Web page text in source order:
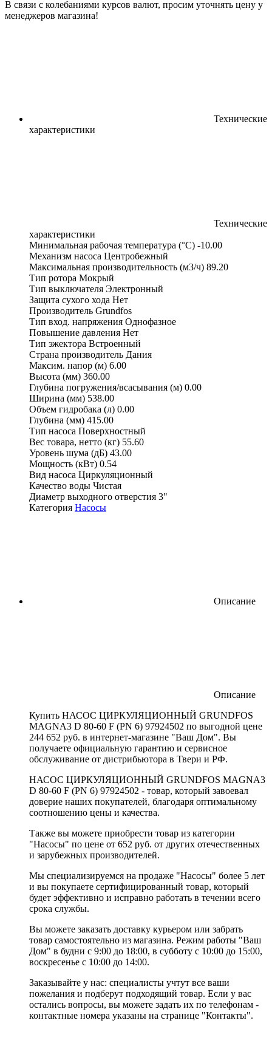
В связи с колебаниями курсов валют, просим уточнять цену у
менеджеров магазина!
Технические
характеристики
Технические
характеристики
Минимальная рабочая температура (°С) -10.00
Механизм насоса Центробежный
Максимальная производительность (м3/ч) 89.20
Тип ротора Мокрый
Тип выключателя Электронный
Защита сухого хода Нет
Производитель Grundfos
Тип вход. напряжения Однофазное
Повышение давления Нет
Тип эжектора Встроенный
Страна производитель Дания
Максим. напор (м) 6.00
Высота (мм) 360.00
Глубина погружения/всасывания (м) 0.00
Ширина (мм) 538.00
Объем гидробака (л) 0.00
Глубина (мм) 415.00
Тип насоса Поверхностный
Вес товара, нетто (кг) 55.60
Уровень шума (дБ) 43.00
Мощность (кВт) 0.54
Вид насоса Циркуляционный
Качество воды Чистая
Диаметр выходного отверстия 3"
Категория Насосы
Описание
Описание
Купить НАСОС ЦИРКУЛЯЦИОННЫЙ GRUNDFOS
MAGNA3 D 80-60 F (PN 6) 97924502 по выгодной цене
244 652 руб. в интернет-магазине "Ваш Дом". Вы
получаете официальную гарантию и сервисное
обслуживание от дистрибьютора в Твери и РФ.
НАСОС ЦИРКУЛЯЦИОННЫЙ GRUNDFOS MAGNA3
D 80-60 F (PN 6) 97924502 - товар, который завоевал
доверие наших покупателей, благодаря оптимальному
соотношению цены и качества.
Также вы можете приобрести товар из категории
"Насосы" по цене от 652 руб. от других отечественных
и зарубежных производителей.
Мы специализируемся на продаже "Насосы" более 5 лет
и вы покупаете сертифицированный товар, который
будет эффективно и исправно работать в течении всего
срока службы.
Вы можете заказать доставку курьером или забрать
товар самостоятельно из магазина. Режим работы "Ваш
Дом" в будни с 9:00 до 18:00, в субботу с 10:00 до 15:00,
воскресенье с 10:00 до 14:00.
Заказывайте у нас: специалисты учтут все ваши
пожелания и подберут подходящий товар. Если у вас
остались вопросы, вы можете задать их по телефонам -
контактные номера указаны на странице "Контакты".